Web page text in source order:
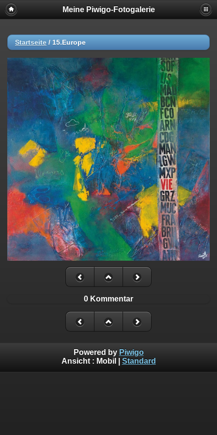
Meine Piwigo-Fotogalerie
Startseite / 15.Europe
0 Kommentar
Powered by Piwigo
Ansicht : Mobil Standard